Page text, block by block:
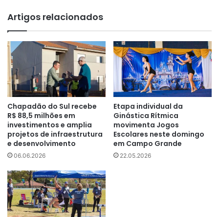
Artigos relacionados
Chapadão do Sul recebe
R$ 88,5 milhões em
investimentos e amplia
projetos de infraestrutura
e desenvolvimento
06.06.2026
Etapa individual da
Ginástica Rítmica
movimenta Jogos
Escolares neste domingo
em Campo Grande
22.05.2026